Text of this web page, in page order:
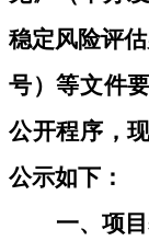
稳定风险评
号）等文件
公开程序，
公示如下：
一、项